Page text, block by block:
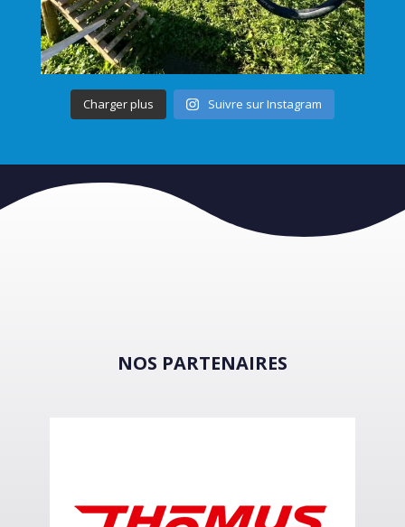
Charger plus Suivre sur Instagram
NOS PARTENAIRES